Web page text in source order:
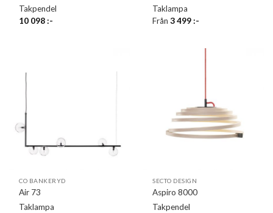
Takpendel
10 098:-
Taklampa
Från3 499:-
CO BANKERYD
Air 73
Taklampa
SECTO DESIGN
Aspiro 8000
Takpendel